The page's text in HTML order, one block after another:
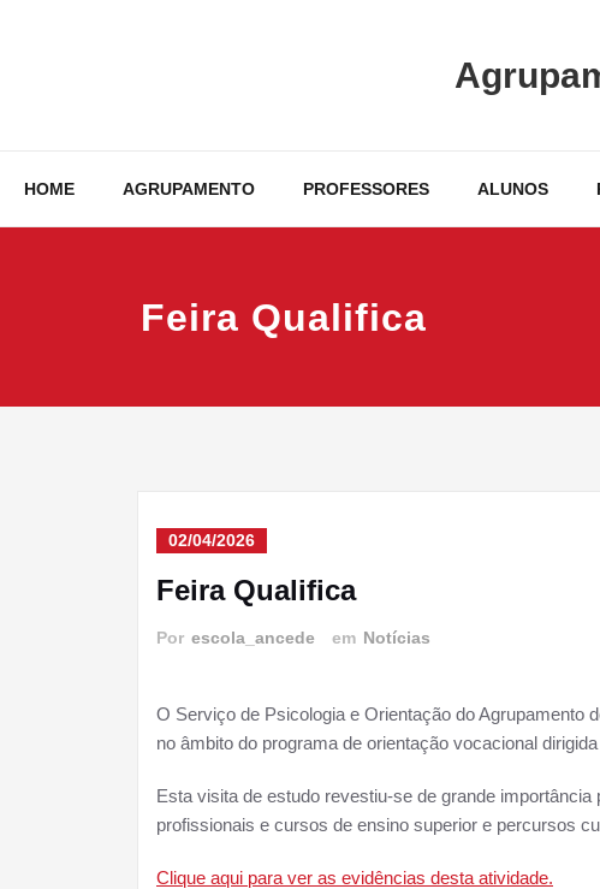
HOME AGRUPAMENTO PROFESSORES ALUNOS
Feira Qualifica
02/04/2026
Feira Qualifica
Por escola_ancede em Notícias
O Serviço de Psicologia e Orientação do Agrupamento
no âmbito do programa de orientação vocacional
Esta visita de estudo revestiu-se de grande
profissionais e cursos de ensino superior e percursos
Clique aqui para ver as evidências desta atividade.